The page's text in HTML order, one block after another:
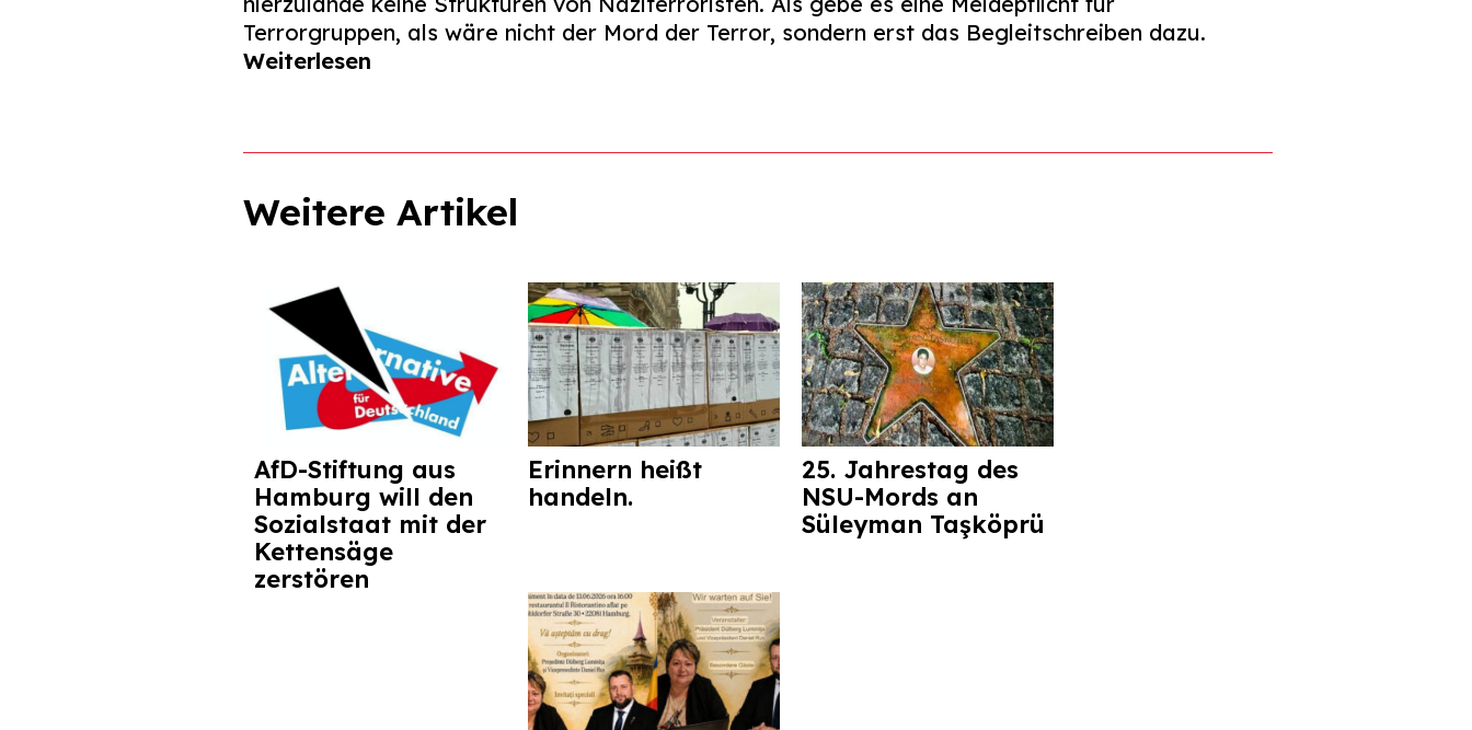
Terrorgruppen, als wäre nicht der Mord der Terror, sondern erst das Begleitschreiben dazu.
Weiterlesen
Weitere Artikel
AfD-Stiftung aus
Hamburg will den
Sozialstaat mit der
Kettensäge
zerstören
Erinnern heißt
handeln.
25. Jahrestag des
NSU-Mords an
Süleyman Taşköprü